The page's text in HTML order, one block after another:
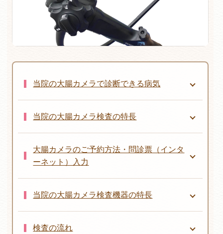
当院の大腸カメラで診断できる病気
当院の大腸カメラ検査の特長
大腸カメラのご予約方法・問診票（インタ
ーネット）入力
当院の大腸カメラ検査機器の特長
検査の流れ